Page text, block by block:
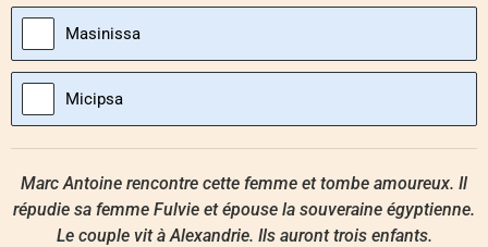
Masinissa
Micipsa
Marc Antoine rencontre cette femme et tombe amoureux. Il
répudie sa femme Fulvie et épouse la souveraine égyptienne.
Le couple vit à Alexandrie. Ils auront trois enfants.